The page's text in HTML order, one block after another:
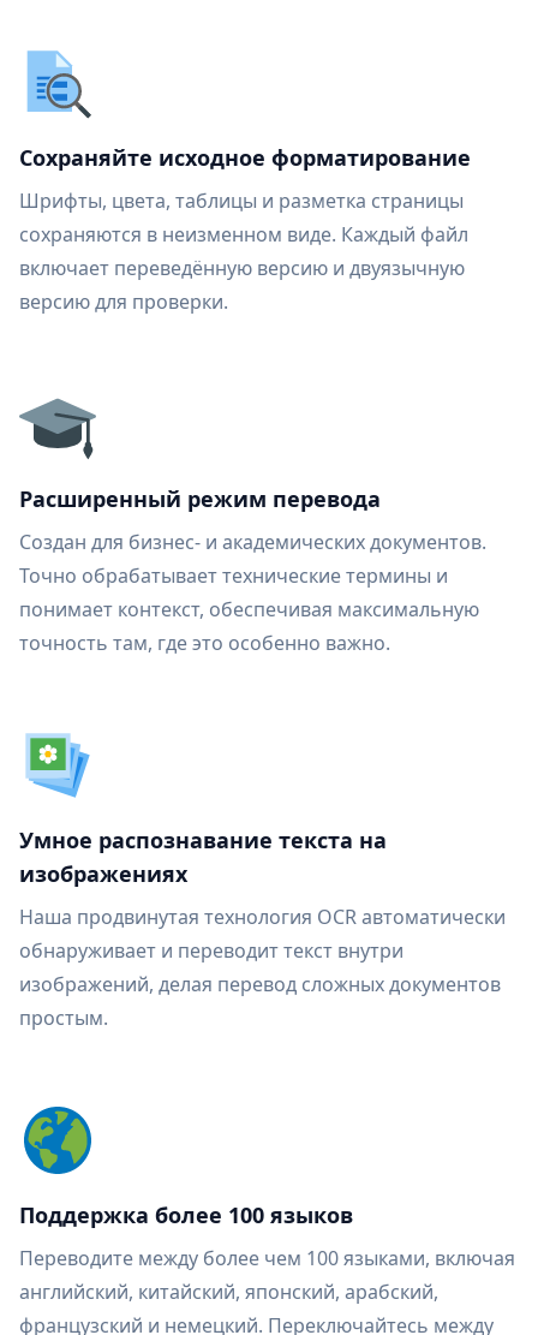
Сохраняйте исходное форматирование
Шрифты, цвета, таблицы и разметка страницы
сохраняются в неизменном виде. Каждый файл
включает переведённую версию и двуязычную
версию для проверки.
Расширенный режим перевода
Создан для бизнес- и академических документов.
Точно обрабатывает технические термины и
понимает контекст, обеспечивая максимальную
точность там, где это особенно важно.
Умное распознавание текста на
изображениях
Наша продвинутая технология OCR автоматически
обнаруживает и переводит текст внутри
изображений, делая перевод сложных документов
простым.
Поддержка более 100 языков
Переводите между более чем 100 языками, включая
английский, китайский, японский, арабский,
французский и немецкий. Переключайтесь между